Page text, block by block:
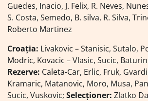
Guedes, Inacio, J. Felix, R. Neves,
S. Costa, Semedo, B. silva, R. Silva,
Roberto Martinez
Croația: Livakovic – Stanisic, Sutalo,
Modric, Kovacic – Vlasic, Sucic,
Rezerve: Caleta-Car, Erlic, Fruk,
Kramaric, Matanovic, Moro, Musa,
Sucic, Vuskovic; Selecționer: Zlatko